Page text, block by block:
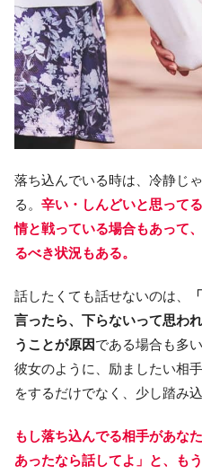
落ち込んでいる時は、冷静じ
る。 辛い・しんどいと思って
情と戦っている場合もあって
るべき状況もある。
話したくても話せないのは、
言ったら、下らないって思わ
うことが原因である場合も多
彼女のように、励ましたい相
をするだけでなく、少し踏み
もし落ち込んでる相手があな
あったなら話してよ」と、も